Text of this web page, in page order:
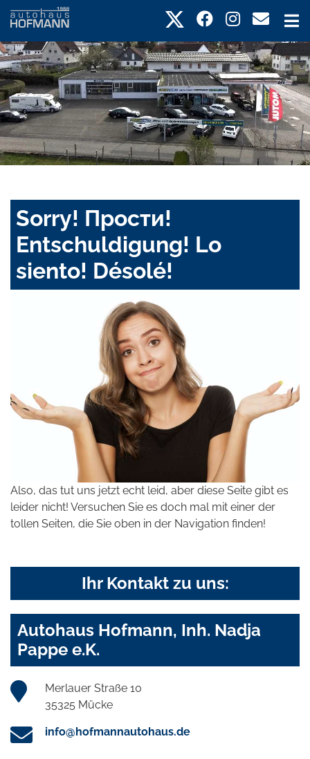
Sorry! Прости!
Entschuldigung! Lo
siento! Désolé!
Also, das tut uns jetzt echt leid, aber diese Seite gibt es
leider nicht! Versuchen Sie es doch mal mit einer der
tollen Seiten, die Sie oben in der Navigation finden!
Ihr Kontakt zu uns:
Autohaus Hofmann, Inh. Nadja
Pappe e.K.
Merlauer Straße 10
35325 Mücke
info@hofmannautohaus.de